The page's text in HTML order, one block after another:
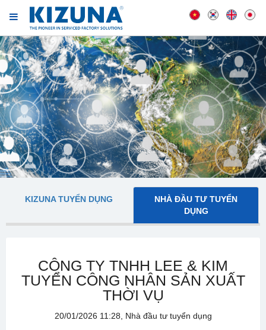
KIZUNA TUYỂN DỤNG
NHÀ ĐẦU TƯ TUYỂN
DỤNG
CÔNG TY TNHH LEE & KIM
TUYỂN CÔNG NHÂN SẢN XUẤT
THỜI VỤ
20/01/2026 11:28, Nhà đầu tư tuyển dụng